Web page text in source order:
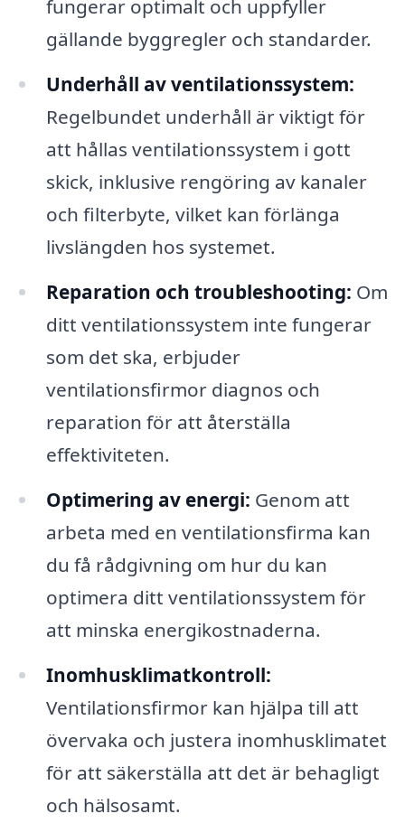
fungerar optimalt och uppfyller
gällande byggregler och standarder.
Underhåll av ventilationssystem:
Regelbundet underhåll är viktigt för
att hållas ventilationssystem i gott
skick, inklusive rengöring av kanaler
och filterbyte, vilket kan förlänga
livslängden hos systemet.
Reparation och troubleshooting: Om
ditt ventilationssystem inte fungerar
som det ska, erbjuder
ventilationsfirmor diagnos och
reparation för att återställa
effektiviteten.
Optimering av energi: Genom att
arbeta med en ventilationsfirma kan
du få rådgivning om hur du kan
optimera ditt ventilationssystem för
att minska energikostnaderna.
Inomhusklimatkontroll:
Ventilationsfirmor kan hjälpa till att
övervaka och justera inomhusklimatet
för att säkerställa att det är behagligt
och hälsosamt.